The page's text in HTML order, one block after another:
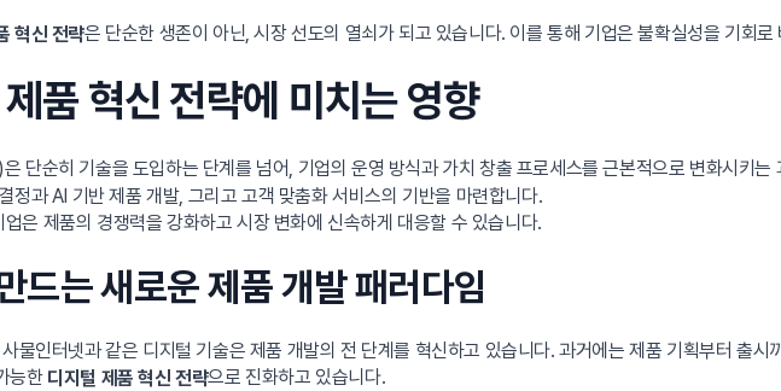
혁신 전략은 단순한 생존이 아닌, 시장 선도의 열쇠가 되고 있습니다. 이를 통해 기업은 불확실성을 기회
품 혁신 전략에 미치는 영향
순히 기술을 도입하는 단계를 넘어, 기업의 운영 방식과 가치 창출 프로세스를 근본적으로 변화시키는
정과 AI 기반 제품 개발, 그리고 고객 맞춤화 서비스의 기반을 마련합니다.
은 제품의 경쟁력을 강화하고 시장 변화에 신속하게 대응할 수 있습니다.
드는 새로운 제품 개발 패러다임
물인터넷과 같은 디지털 기술은 제품 개발의 전 단계를 혁신하고 있습니다. 과거에는 제품 기획부터 출
능한 디지털 제품 혁신 전략으로 진화하고 있습니다.